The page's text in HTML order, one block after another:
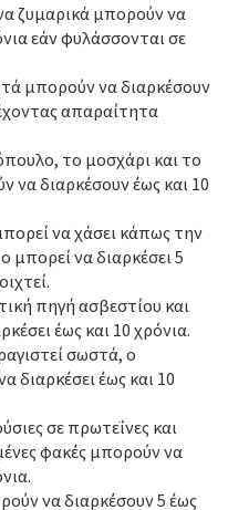
ζυμαρικά μπορούν να
εάν φυλάσσονται σε
μπορούν να διαρκέσουν
απαραίτητα
το μοσχάρι και το
να διαρκέσουν έως και 10
να χάσει κάπως την
μπορεί να διαρκέσει 5
πηγή ασβεστίου και
έως και 10 χρόνια.
σωστά, ο
διαρκέσει έως και 10
σε πρωτεΐνες και
φακές μπορούν να
να διαρκέσουν 5 έως